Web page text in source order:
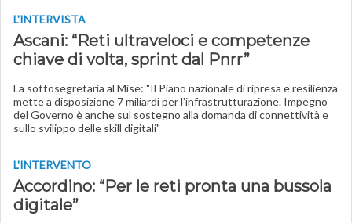
L'INTERVISTA
Ascani: “Reti ultraveloci e competenze
chiave di volta, sprint dal Pnrr”
La sottosegretaria al Mise: "Il Piano nazionale di ripresa e resilienza
mette a disposizione 7 miliardi per l'infrastrutturazione. Impegno
del Governo è anche sul sostegno alla domanda di connettività e
sullo svilippo delle skill digitali"
L'INTERVENTO
Accordino: “Per le reti pronta una bussola
digitale”